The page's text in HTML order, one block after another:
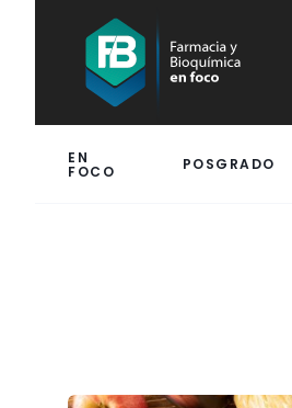
EN
FOCO POSGRADO